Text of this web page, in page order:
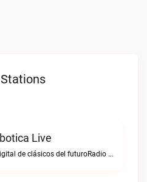
Live
La emisora digital de clásicos del futuroRadio Robotica live